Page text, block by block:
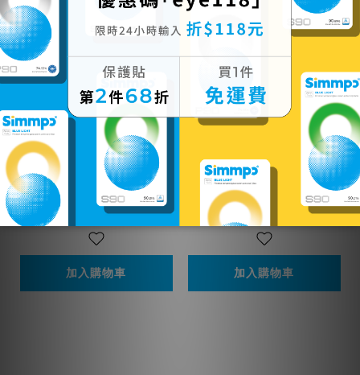
Tesla 護眼透明｜TÜ
V 抗藍光簡單貼
NT$2,725
NT$5,380
加入購物車
【 SwitchEasy 】N
ude - iPhone 14 Pl
us 晶亮透明防摔手機
殼
NT$593
NT$790
加入購物車